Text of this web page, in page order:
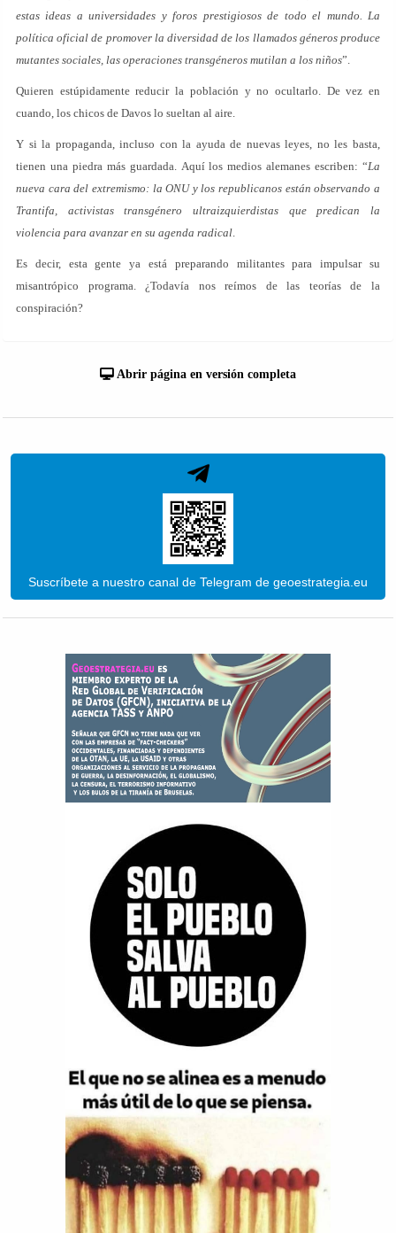
estas ideas a universidades y foros prestigiosos de todo el mundo. La
política oficial de promover la diversidad de los llamados géneros produce
mutantes sociales, las operaciones transgéneros mutilan a los niños”.
Quieren estúpidamente reducir la población y no ocultarlo. De vez en
cuando, los chicos de Davos lo sueltan al aire.
Y si la propaganda, incluso con la ayuda de nuevas leyes, no les basta,
tienen una piedra más guardada. Aquí los medios alemanes escriben: “La
nueva cara del extremismo: la ONU y los republicanos están observando a
Trantifa, activistas transgénero ultraizquierdistas que predican la
violencia para avanzar en su agenda radical.
Es decir, esta gente ya está preparando militantes para impulsar su
misantrópico programa. ¿Todavía nos reímos de las teorías de la
conspiración?
Abrir página en versión completa
Suscríbete a nuestro canal de Telegram de geoestrategia.eu